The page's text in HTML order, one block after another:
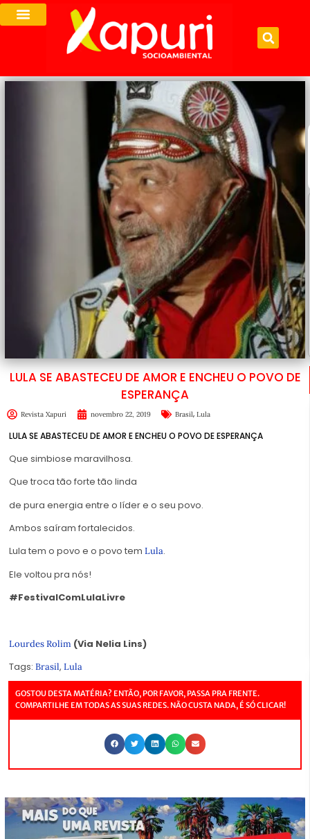
LULA SE ABASTECEU DE AMOR E ENCHEU O POVO DE
ESPERANÇA
Revista Xapuri novembro 22, 2019 Brasil, Lula
LULA SE ABASTECEU DE AMOR E ENCHEU O POVO DE ESPERANÇA
Que simbiose maravilhosa.
Que troca tão forte tão linda
de pura energia entre o líder e o seu povo.
Ambos saíram fortalecidos.
Lula tem o povo e o povo tem Lula.
Ele voltou pra nós!
#FestivalComLulaLivre
Lourdes Rolim (Via Nelia Lins)
Tags: Brasil, Lula
GOSTOU DESTA MATÉRIA? ENTÃO, POR FAVOR, PASSA PRA FRENTE.
COMPARTILHE EM TODAS AS SUAS REDES. NÃO CUSTA NADA, É SÓ CLICAR!